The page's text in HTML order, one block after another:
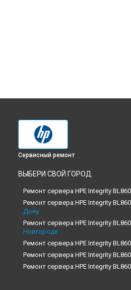
Сервисный ремонт
ВЫБЕРИ СВОЙ ГОРОД
Ремонт сервера HPE Integrity
Ремонт сервера HPE Integrity
Дону
Ремонт сервера HPE Integrity
Новгороде
Ремонт сервера HPE Integrity
Ремонт сервера HPE Integrity
Ремонт сервера HPE Integrity